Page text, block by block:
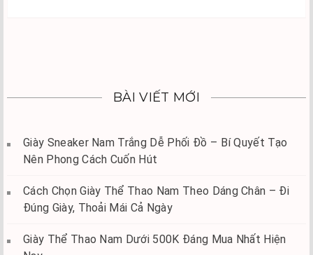
BÀI VIẾT MỚI
Giày Sneaker Nam Trắng Dễ Phối Đồ – Bí Quyết Tạo
Nên Phong Cách Cuốn Hút
Cách Chọn Giày Thể Thao Nam Theo Dáng Chân – Đi
Đúng Giày, Thoải Mái Cả Ngày
Giày Thể Thao Nam Dưới 500K Đáng Mua Nhất Hiện